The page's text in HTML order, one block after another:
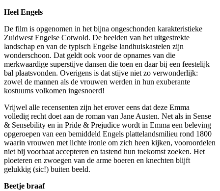
Heel Engels
De film is opgenomen in het bijna ongeschonden karakteristieke
Zuidwest Engelse Cotwold. De beelden van het uitgestrekte
landschap en van de typisch Engelse landhuiskastelen zijn
wonderschoon. Dat geldt ook voor de opnames van die
merkwaardige superstijve dansen die toen en daar bij een feestelijk
bal plaatsvonden. Overigens is dat stijve niet zo verwonderlijk:
zowel de mannen als de vrouwen werden in hun exuberante
kostuums volkomen ingesnoerd!
Vrijwel alle recensenten zijn het erover eens dat deze Emma
volledig recht doet aan de roman van Jane Austen. Net als in Sense
& Sensebility en in Pride & Prejudice wordt in Emma een beleving
opgeroepen van een bemiddeld Engels plattelandsmilieu rond 1800
waarin vrouwen met lichte ironie om zich heen kijken, vooroordelen
niet bij voorbaat accepteren en tastend hun toekomst zoeken. Het
ploeteren en zwoegen van de arme boeren en knechten blijft
gelukkig (sic!) buiten beeld.
Beetje braaf